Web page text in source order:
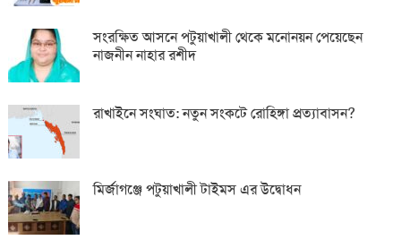
সংরক্ষিত আসনে পটুয়াখালী থেকে মনোনয়ন পেয়েছেন
নাজনীন নাহার রশীদ
রাখাইনে সংঘাত: নতুন সংকটে রোহিঙ্গা প্রত্যাবাসন?
মির্জাগঞ্জে পটুয়াখালী টাইমস এর উদ্বোধন